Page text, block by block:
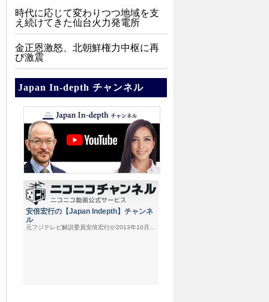
時代に応じて変わりつつ地域を支
え続けてきた仙台火力発電所
金正恩激怒、北朝鮮権力中枢に再
び激震
Japan In-depth チャンネル